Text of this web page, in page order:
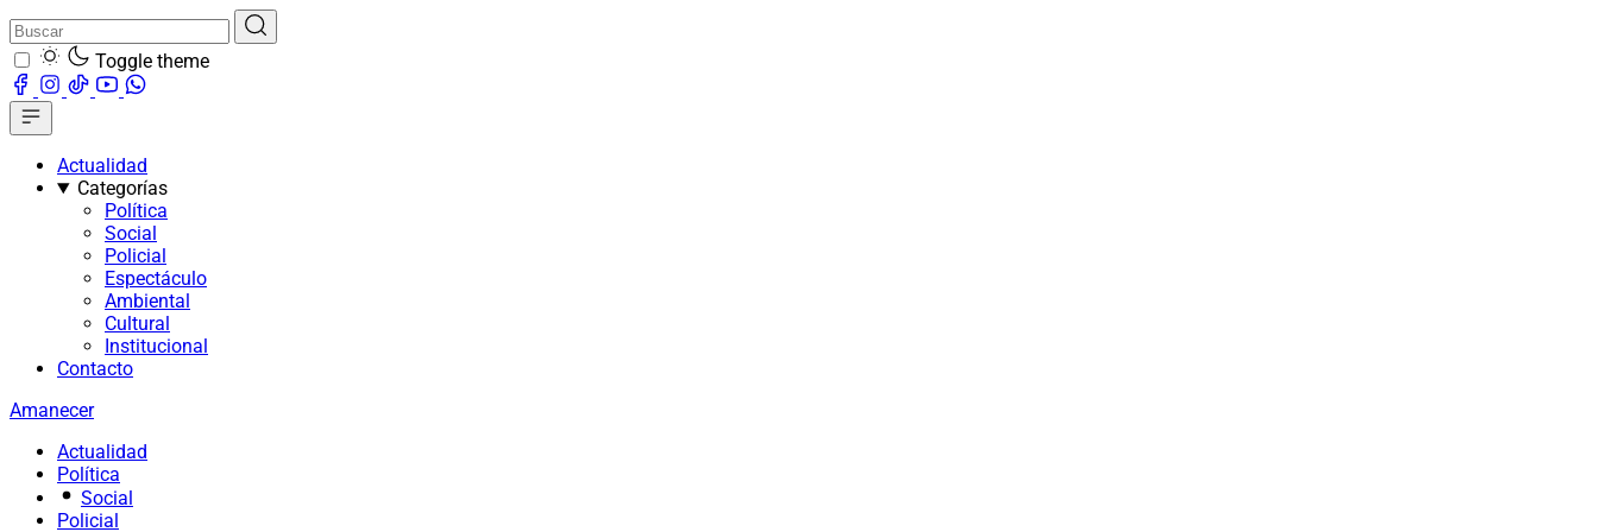
Toggle theme
Actualidad
Categorías
Política
Social
Policial
Espectáculo
Ambiental
Cultural
Institucional
Contacto
Amanecer
Actualidad
Política
Social
Policial